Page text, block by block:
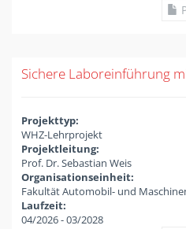
Sichere Laboreinführung
Projekttyp:
WHZ-Lehrprojekt
Projektleitung:
Prof. Dr. Sebastian Weis
Organisationseinheit:
Fakultät Automobil- und
Laufzeit:
04/2026-03/2028